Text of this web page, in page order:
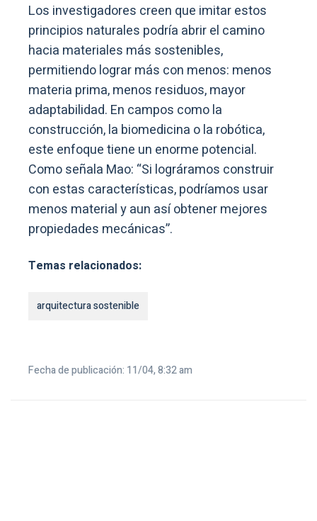
Los investigadores creen que imitar estos
principios naturales podría abrir el camino
hacia materiales más sostenibles,
permitiendo lograr más con menos: menos
materia prima, menos residuos, mayor
adaptabilidad. En campos como la
construcción, la biomedicina o la robótica,
este enfoque tiene un enorme potencial.
Como señala Mao: “Si lográramos construir
con estas características, podríamos usar
menos material y aun así obtener mejores
propiedades mecánicas”.
Temas relacionados:
arquitectura sostenible
Fecha de publicación: 11/04, 8:32 am